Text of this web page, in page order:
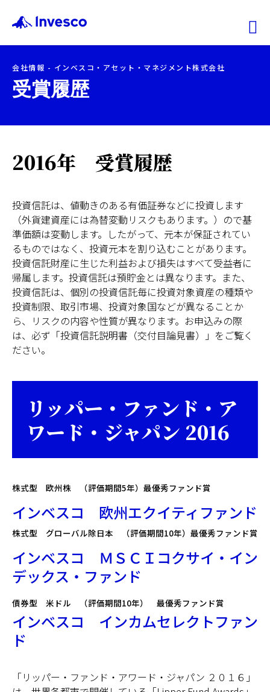
ファンド情報
投資のヒント
機関投資家
日本
会社情報 - インベスコ・アセット・マネジメント株式会社
受賞履歴
2016年 受賞履歴
投資信託は、値動きのある有価証券などに投資します
（外貨建資産には為替変動リスクもあります。）ので基
準価額は変動します。したがって、元本が保証されてい
るものではなく、投資元本を割り込むことがあります。
投資信託財産に生じた利益および損失はすべて受益者に
帰属します。投資信託は預貯金とは異なります。また、
投資信託は、個別の投資信託毎に投資対象資産の種類や
投資制限、取引市場、投資対象国などが異なることか
ら、リスクの内容や性質が異なります。お申込みの際
は、必ず「投資信託説明書（交付目論見書）」をご覧く
ださい。
リッパー・ファンド・ア
ワード・ジャパン 2016
株式型 欧州株 （評価期間5年）最優秀ファンド賞
インベスコ 欧州エクイティファンド
株式型 グローバル除日本 （評価期間10年）最優秀ファンド賞
インベスコ ＭＳＣＩコクサイ・イン
デックス・ファンド
債券型 米ドル （評価期間10年） 最優秀ファンド賞
インベスコ インカムセレクトファン
ド
「リッパー・ファンド・アワード・ジャパン ２０１６」